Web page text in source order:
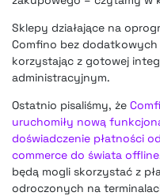
Sklepy działające na
Comfino bez
korzystając z gotowej
administracyjnym.
Ostatnio pisaliśmy, że
uruchomiły nową
doświadczenie płatności
commerce do świata offline
będą mogli skorzystać z
odroczonych na